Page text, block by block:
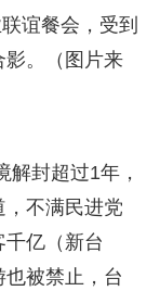
谊餐会，受到
影。（图片来
封超过1年，
不满民进党
亿（新台
被禁止，台